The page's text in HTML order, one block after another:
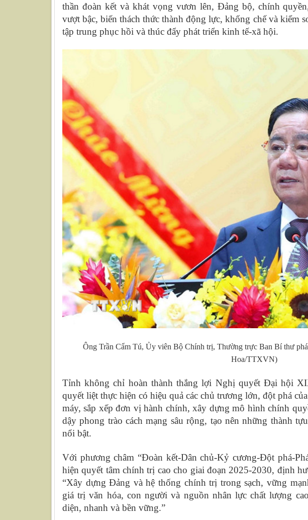
thần đoàn kết và khát vọng vươn lên, Đảng bộ, chính
vượt bậc, biến thách thức thành động lực, khống chế và kiểm
tập trung phục hồi và thúc đẩy phát triển kinh tế-xã hội.
Ông Trần Cẩm Tú, Ủy viên Bộ Chính trị, Thường trực Ban Bí thư
Hoa/TTXVN)
Tỉnh không chỉ hoàn thành thắng lợi Nghị quyết Đại hội
quyết liệt thực hiện có hiệu quả các chủ trương lớn, đột phá
máy, sắp xếp đơn vị hành chính, xây dựng mô hình chính
dậy phong trào cách mạng sâu rộng, tạo nên những thành
nổi bật.
Với phương châm “Đoàn kết-Dân chủ-Kỷ cương-Đột phá-
hiện quyết tâm chính trị cao cho giai đoạn 2025-2030, định
“Xây dựng Đảng và hệ thống chính trị trong sạch, vững
giá trị văn hóa, con người và nguồn nhân lực chất lượng
diện, nhanh và bền vững.”